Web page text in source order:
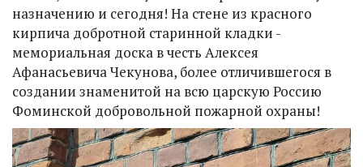
назначению и сегодня! На стене из красного
кирпича добротной старинной кладки -
мемориальная доска в честь Алексея
Афанасьевича Чекунова, более отличившегося в
создании знаменитой на всю царскую Россию
Фоминской добровольной пожарной охраны!